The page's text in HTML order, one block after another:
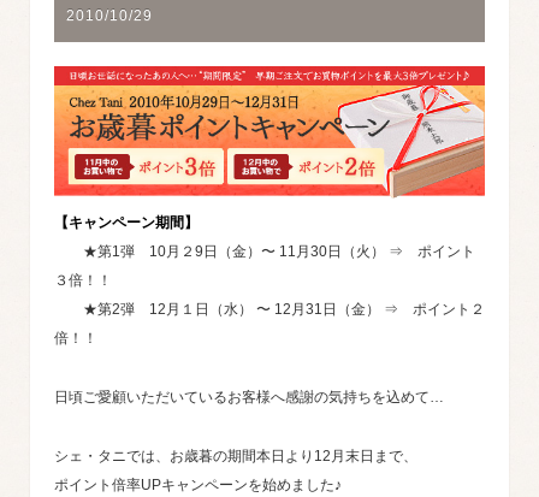
2010/10/29
【キャンペーン期間】
★第1弾 10月２9日（金）〜 11月30日（火） ⇒ ポイント
３倍！！
★第2弾 12月１日（水） 〜 12月31日（金） ⇒ ポイント２
倍！！
日頃ご愛顧いただいているお客様へ感謝の気持ちを込めて…
シェ・タニでは、お歳暮の期間本日より12月末日まで、
ポイント倍率UPキャンペーンを始めました♪